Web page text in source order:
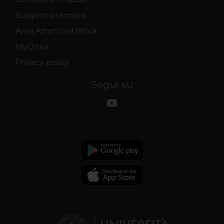
Supporto tecnico
Area Amministrativa
MyUnivr
Privacy policy
Segui su